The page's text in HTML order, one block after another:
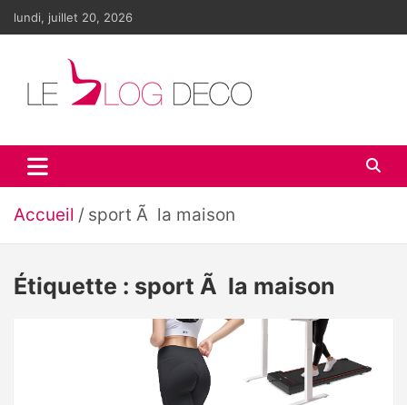
Aller
lundi, juillet 20, 2026
Le blog déco
LE blog de la décoration d'intérieur et du design
Accueil sport Ã la maison
Étiquette : sport Ã la maison